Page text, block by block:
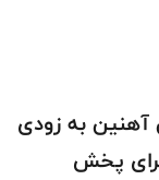
آهنین به زودی
پخش